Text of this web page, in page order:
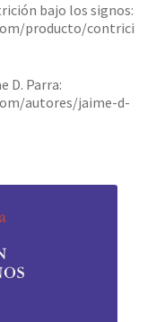
bajo los signos:
producto/contrici
D. Parra:
autores/jaime-d-